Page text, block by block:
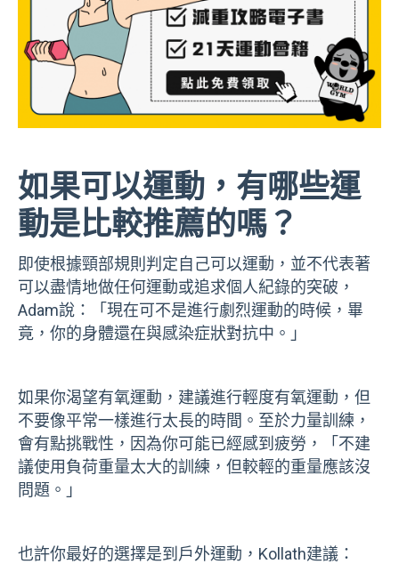
如果可以運動，有哪些運
動是比較推薦的嗎？
即使根據頸部規則判定自己可以運動，並不代表著
可以盡情地做任何運動或追求個人紀錄的突破，
Adam說：「現在可不是進行劇烈運動的時候，畢
竟，你的身體還在與感染症狀對抗中。」
如果你渴望有氧運動，建議進行輕度有氧運動，但
不要像平常一樣進行太長的時間。至於力量訓練，
會有點挑戰性，因為你可能已經感到疲勞，「不建
議使用負荷重量太大的訓練，但較輕的重量應該沒
問題。」
也許你最好的選擇是到戶外運動，Kollath建議：